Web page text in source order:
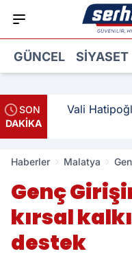
GÜNCEL SIYASET
SON
DAKİKA
3 Vali
Haberler Malatya
Genç
kırsal
destek